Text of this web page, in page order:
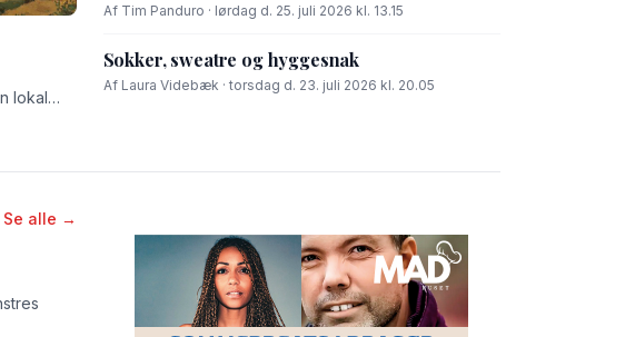
lokal
Af Tim Panduro · lørdag d. 25. juli 2026 kl. 13.15
Sokker, sweatre og hyggesnak
Af Laura Videbæk · torsdag d. 23. juli 2026 kl. 20.05
Se alle →